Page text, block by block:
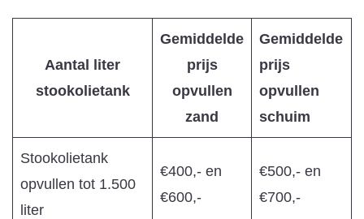
Aantal liter
stookolietank
Gemiddelde
prijs
opvullen
zand
Gemiddelde
prijs
opvullen
schuim
Stookolietank
opvullen tot 1.500
liter
€400,- en
€600,-
€500,- en
€700,-